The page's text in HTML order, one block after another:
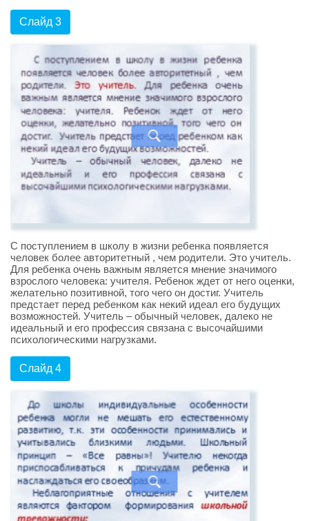
Слайд 3
С поступлением в школу в жизни ребенка появляется
человек более авторитетный , чем родители. Это учитель.
Для ребенка очень важным является мнение значимого
взрослого человека: учителя. Ребенок ждет от него оценки,
желательно позитивной, того чего он достиг. Учитель
предстает перед ребенком как некий идеал его будущих
возможностей. Учитель – обычный человек, далеко не
идеальный и его профессия связана с высочайшими
психологическими нагрузками.
Слайд 4